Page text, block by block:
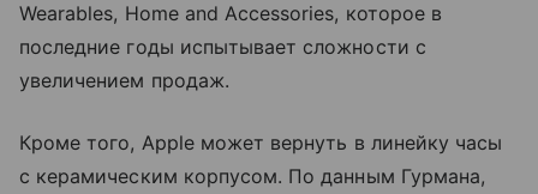
Wearables, Home and Accessories, которое в
последние годы испытывает сложности с
увеличением продаж.
Кроме того, Apple может вернуть в линейку часы
с керамическим корпусом. По данным Гурмана,